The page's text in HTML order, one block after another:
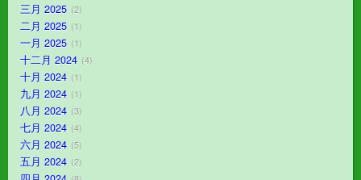
三月 2025 2
二月 2025 1
一月 2025 1
十二月 2024 4
十月 2024 1
九月 2024 1
八月 2024 3
七月 2024 4
六月 2024 5
五月 2024 2